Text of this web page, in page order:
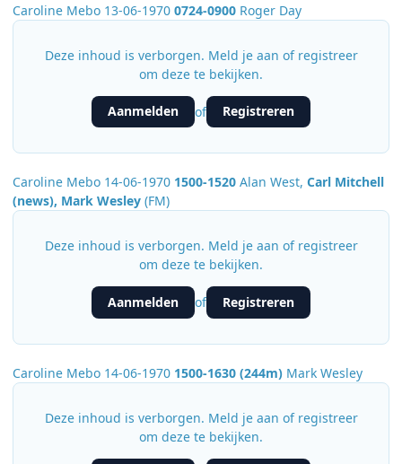
Caroline Mebo 13-06-1970 0724-0900 Roger Day
Deze inhoud is verborgen. Meld je aan of registreer
om deze te bekijken.
Aanmelden of Registreren
Caroline Mebo 14-06-1970 1500-1520 Alan West, Carl Mitchell
(news), Mark Wesley (FM)
Deze inhoud is verborgen. Meld je aan of registreer
om deze te bekijken.
Aanmelden of Registreren
Caroline Mebo 14-06-1970 1500-1630 (244m) Mark Wesley
Deze inhoud is verborgen. Meld je aan of registreer
om deze te bekijken.